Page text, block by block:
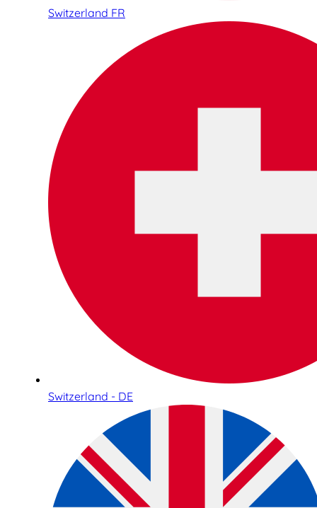
Switzerland FR
Switzerland - DE